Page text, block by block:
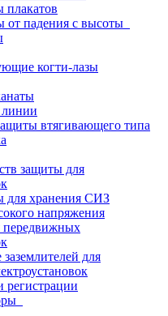
плакатов
от падения с высоты
когти-лазы
втягивающего типа
защиты для
хранения СИЗ
напряжения
передвижных
для
регистрации